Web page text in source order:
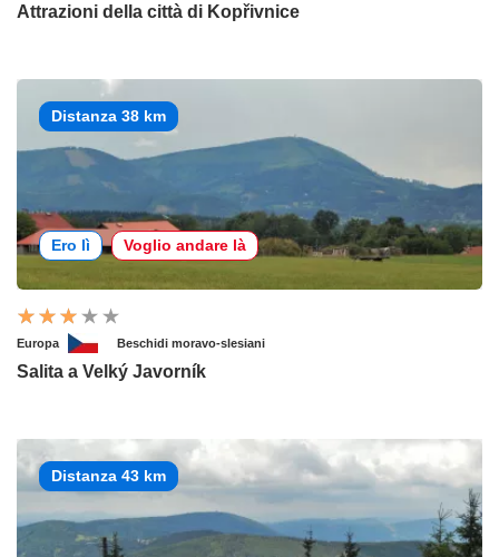
Attrazioni della città di Kopřivnice
Distanza 38 km
Ero lì Voglio andare là
Europa Beschidi moravo-slesiani
Salita a Velký Javorník
Distanza 43 km